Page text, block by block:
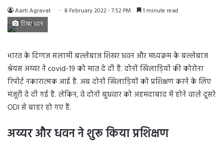
Aarti Agravat 8 February 2022 - 7:52 PM 1 minute read
शिखर धवन
भारत के दिग्गज सलामी बल्लेबाज शिखर धवन और मध्यक्रम के बल्लेबाज
श्रेयस अय्यर ने covid-19 को मात दे दी है. दोनों खिलाड़ियों की कोरोना
रिपोर्ट नकारात्मक आई है. अब दोनों खिलाड़ियों को प्रशिक्षण करने के लिए
मंजूरी दे दी गई है. लेकिन, वे दोनों बुधवार को अहमदाबाद में होने वाले दूसरे
ODI से बाहर हो गए हैं.
अय्यर और धवन ने शुरू किया प्रशिक्षण